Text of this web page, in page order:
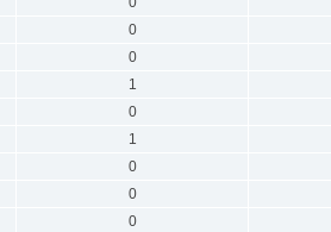
0
0
1
0
1
0
0
0